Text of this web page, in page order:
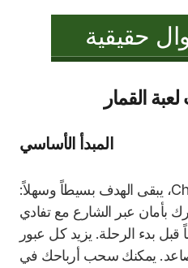
حقيقية
القمار
المبدأ الأساسي
في لعبة Chicken Cross، يبقى الهدف بسيطاً وسهلاً:
بأمان عبر الشارع مع تفادي
قبل بدء الرحلة. يزيد كل عبور
يمكنك سحب أرباحك في